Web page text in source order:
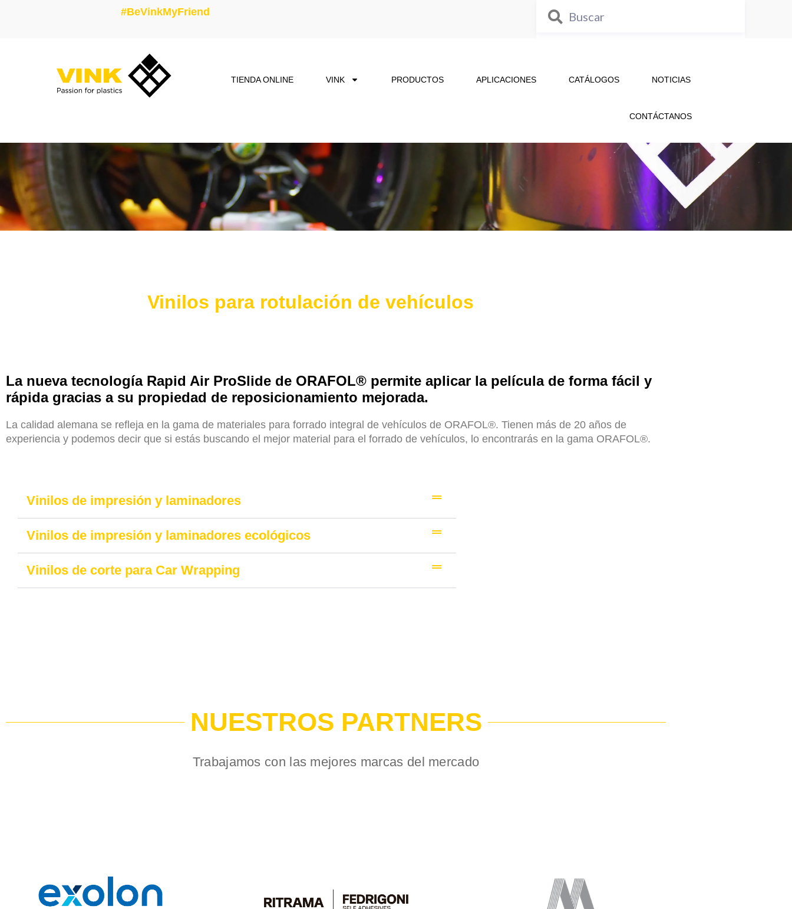
#BeVinkMyFriend
TIENDA ONLINE VINK PRODUCTOS APLICACIONES CATÁLOGOS NOTICIAS
CONTÁCTANOS
Vinilos para rotulación de vehículos
La nueva tecnología Rapid Air ProSlide de ORAFOL® permite aplicar la película de forma fácil y
rápida gracias a su propiedad de reposicionamiento mejorada.
La calidad alemana se refleja en la gama de materiales para forrado integral de vehículos de ORAFOL®. Tienen más de 20 años de
experiencia y podemos decir que si estás buscando el mejor material para el forrado de vehículos, lo encontrarás en la gama ORAFOL®.
Vinilos de impresión y laminadores
Vinilos de impresión y laminadores ecológicos
Vinilos de corte para Car Wrapping
NUESTROS PARTNERS
Trabajamos con las mejores marcas del mercado